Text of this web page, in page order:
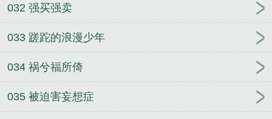
032 强买强卖
033 蹉跎的浪漫少年
034 祸兮福所倚
035 被迫害妄想症